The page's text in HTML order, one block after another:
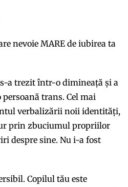
nevoie MARE de iubirea ta
s-a trezit într-o dimineață și a
persoană trans. Cel mai
verbalizării noii identități,
prin zbuciumul propriilor
despre sine. Nu i-a fost
Copilul tău este